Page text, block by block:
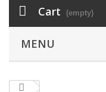
Cart (empty)
MENU